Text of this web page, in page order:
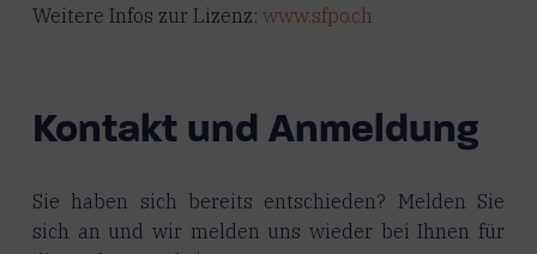
Weitere Infos zur Lizenz: www.sfpo.ch
Kontakt und Anmeldung
Sie haben sich bereits entschieden? Melden Sie
sich an und wir melden uns wieder bei Ihnen für